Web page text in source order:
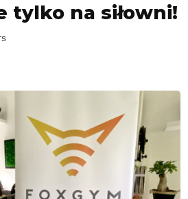
tylko na siłowni!